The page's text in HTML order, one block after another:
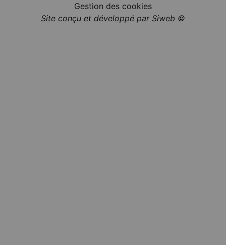
Gestion des cookies
Site conçu et développé par Siweb ©